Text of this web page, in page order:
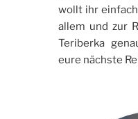
wollt ihr
allem und zur
Teriberka
eure nächste